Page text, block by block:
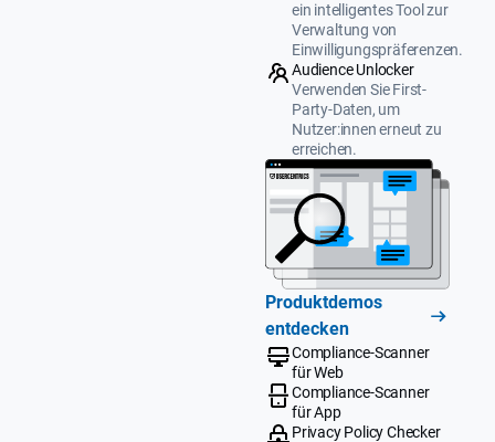
ein intelligentes Tool zur
Verwaltung von
Einwilligungspräferenzen.
Audience Unlocker
Verwenden Sie First-
Party-Daten, um
Nutzer:innen erneut zu
erreichen.
Produktdemos
entdecken
Compliance-Scanner
für Web
Compliance-Scanner
für App
Privacy Policy Checker